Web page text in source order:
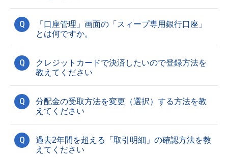
Q
「口座管理」画面の「スィープ専用銀行口座」
とは何ですか。
Q
クレジットカードで決済したいので登録方法を
教えてください
Q
分配金の受取方法を変更（選択）する方法を教
えてください
Q
過去2年間を超える「取引明細」の確認方法を教
えてください